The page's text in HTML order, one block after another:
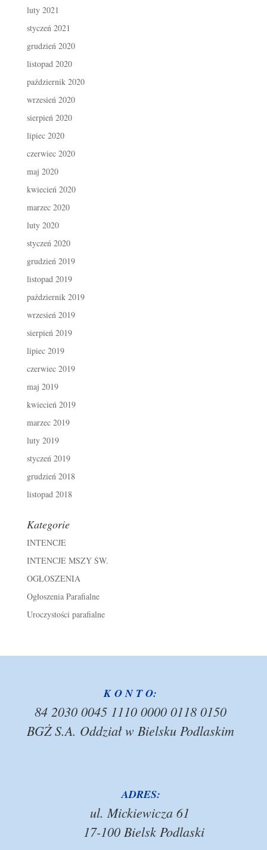
luty 2021
styczeń 2021
grudzień 2020
listopad 2020
październik 2020
wrzesień 2020
sierpień 2020
lipiec 2020
czerwiec 2020
maj 2020
kwiecień 2020
marzec 2020
luty 2020
styczeń 2020
grudzień 2019
listopad 2019
październik 2019
wrzesień 2019
sierpień 2019
lipiec 2019
czerwiec 2019
maj 2019
kwiecień 2019
marzec 2019
luty 2019
styczeń 2019
grudzień 2018
listopad 2018
Kategorie
INTENCJE
INTENCJE MSZY ŚW.
OGŁOSZENIA
Ogłoszenia Parafialne
Uroczystości parafialne
K O N T O:
84 2030 0045 1110 0000 0118 0150
BGŻ S.A. Oddział w Bielsku Podlaskim
ADRES:
ul. Mickiewicza 61
17-100 Bielsk Podlaski